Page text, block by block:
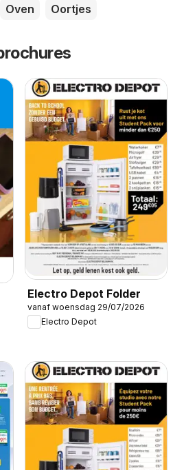
Oven Oortjes
Electro Depot Folder
vanaf woensdag 29/07/2026
Electro Depot